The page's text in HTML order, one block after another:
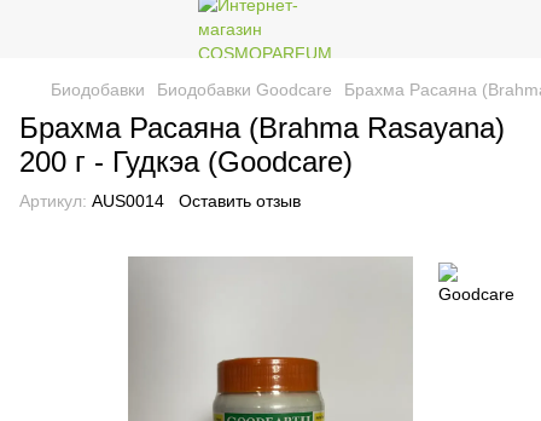
Биодобавки Биодобавки Goodcare Брахма Расаяна
Брахма Расаяна (Brahma Rasayana)
200 г - Гудкэа (Goodcare)
Артикул: AUS0014 Оставить отзыв